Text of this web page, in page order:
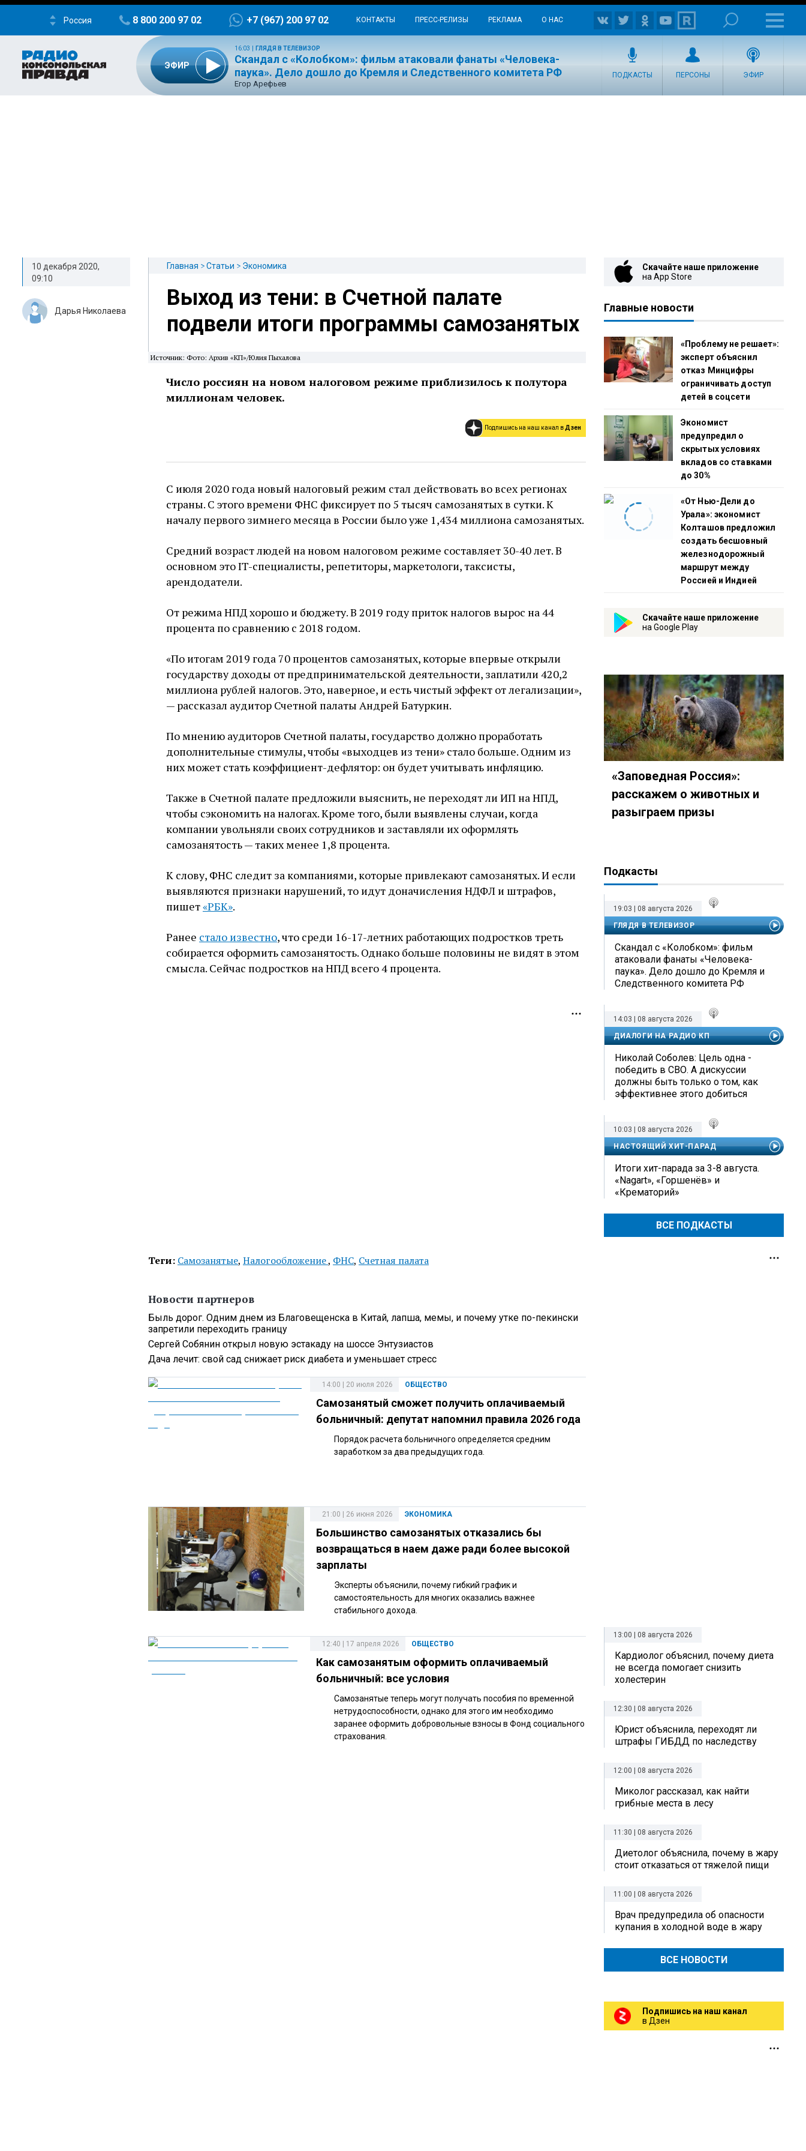
Россия 8 800 200 97 02 +7 (967) 200 97 02 КОНТАКТЫ ПРЕСС-РЕЛИЗЫ РЕКЛАМА О НАС
ЭФИР
16:03 ГЛЯДЯ В ТЕЛЕВИЗОР
Скандал с «Колобком»: фильм атаковали фанаты «Человека-
паука». Дело дошло до Кремля и Следственного комитета РФ
Егор Арефьев
ПОДКАСТЫ ПЕРСОНЫ ЭФИР
Главная Статьи Экономика
Выход из тени: в Счетной палате
подвели итоги программы самозанятых
Источник: Фото: Архив «КП»/Юлия Пыхалова
Число россиян на новом налоговом режиме приблизилось к полутора
миллионам человек.
Подпишись на наш канал вДзен
С июля 2020 года новый налоговый режим стал действовать во всех регионах
страны. С этого времени ФНС фиксирует по 5 тысяч самозанятых в сутки. К
началу первого зимнего месяца в России было уже 1,434 миллиона самозанятых.
Средний возраст людей на новом налоговом режиме составляет 30-40 лет. В
основном это IT-специалисты, репетиторы, маркетологи, таксисты,
арендодатели.
От режима НПД хорошо и бюджету. В 2019 году приток налогов вырос на 44
процента по сравнению с 2018 годом.
«По итогам 2019 года 70 процентов самозанятых, которые впервые открыли
государству доходы от предпринимательской деятельности, заплатили 420,2
миллиона рублей налогов. Это, наверное, и есть чистый эффект от легализации»,
— рассказал аудитор Счетной палаты Андрей Батуркин.
По мнению аудиторов Счетной палаты, государство должно проработать
дополнительные стимулы, чтобы «выходцев из тени» стало больше. Одним из
них может стать коэффициент-дефлятор: он будет учитывать инфляцию.
Также в Счетной палате предложили выяснить, не переходят ли ИП на НПД,
чтобы сэкономить на налогах. Кроме того, были выявлены случаи, когда
компании увольняли своих сотрудников и заставляли их оформлять
самозанятость — таких менее 1,8 процента.
К слову, ФНС следит за компаниями, которые привлекают самозанятых. И если
выявляются признаки нарушений, то идут доначисления НДФЛ и штрафов,
пишет«РБК».
Ранее стало известно, что среди 16-17-летних работающих подростков треть
собирается оформить самозанятость. Однако больше половины не видят в этом
смысла. Сейчас подростков на НПД всего 4 процента.
10 декабря 2020,
09:10
Дарья Николаева
Теги: Самозанятые, Налогообложение, ФНС, Счетная палата
Новости партнеров
Быль дорог. Одним днем из Благовещенска в Китай, лапша, мемы, и почему утке по-пекински
запретили переходить границу
Сергей Собянин открыл новую эстакаду на шоссе Энтузиастов
Дача лечит: свой сад снижает риск диабета и уменьшает стресс
ОБЩЕСТВО
14:00 | 20 июля 2026
Самозанятый сможет получить оплачиваемый
больничный: депутат напомнил правила 2026 года
Порядок расчета больничного определяется средним
заработком за два предыдущих года.
ЭКОНОМИКА
21:00 | 26 июня 2026
Большинство самозанятых отказались бы
возвращаться в наем даже ради более высокой
зарплаты
Эксперты объяснили, почему гибкий график и
самостоятельность для многих оказались важнее
стабильного дохода.
ОБЩЕСТВО
12:40 | 17 апреля 2026
Как самозанятым оформить оплачиваемый
больничный: все условия
Самозанятые теперь могут получать пособия по временной
нетрудоспособности, однако для этого им необходимо
заранее оформить добровольные взносы в Фонд социального
страхования.
Скачайте наше приложение
на App Store
Главные новости
«Проблему не решает»:
эксперт объяснил
отказ Минцифры
ограничивать доступ
детей в соцсети
Экономист
предупредил о
скрытых условиях
вкладов со ставками
до 30%
«От Нью-Дели до
Урала»: экономист
Колташов предложил
создать бесшовный
железнодорожный
маршрут между
Россией и Индией
Скачайте наше приложение
на Google Play
«Заповедная Россия»:
расскажем о животных и
разыграем призы
Подкасты
19:03 | 08 августа 2026
ГЛЯДЯ В ТЕЛЕВИЗОР
Скандал с «Колобком»: фильм
атаковали фанаты «Человека-
паука». Дело дошло до Кремля и
Следственного комитета РФ
14:03 | 08 августа 2026
ДИАЛОГИ НА РАДИО КП
Николай Соболев: Цель одна -
победить в СВО. А дискуссии
должны быть только о том, как
эффективнее этого добиться
10:03 | 08 августа 2026
НАСТОЯЩИЙ ХИТ-ПАРАД
Итоги хит-парада за 3-8 августа.
«Nagart», «Горшенёв» и
«Крематорий»
ВСЕ ПОДКАСТЫ
13:00 | 08 августа 2026
Кардиолог объяснил, почему диета
не всегда помогает снизить
холестерин
12:30 | 08 августа 2026
Юрист объяснила, переходят ли
штрафы ГИБДД по наследству
12:00 | 08 августа 2026
Миколог рассказал, как найти
грибные места в лесу
11:30 | 08 августа 2026
Диетолог объяснила, почему в жару
стоит отказаться от тяжелой пищи
11:00 | 08 августа 2026
Врач предупредила об опасности
купания в холодной воде в жару
ВСЕ НОВОСТИ
Подпишись на наш канал
в Дзен